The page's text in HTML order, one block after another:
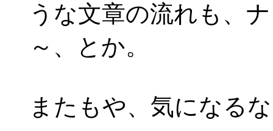
うな文章の流れも、
～、とか。
またもや、気になる